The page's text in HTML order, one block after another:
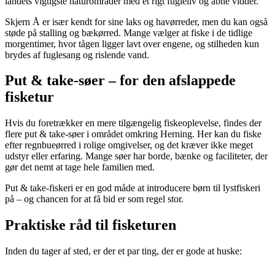
Skjern Å er især kendt for sine laks og havørreder, men du kan også
støde på stalling og bækørred. Mange vælger at fiske i de tidlige
morgentimer, hvor tågen ligger lavt over engene, og stilheden kun
brydes af fuglesang og rislende vand.
Put & take-søer – for den afslappede
fisketur
Hvis du foretrækker en mere tilgængelig fiskeoplevelse, findes der
flere put & take-søer i området omkring Herning. Her kan du fiske
efter regnbueørred i rolige omgivelser, og det kræver ikke meget
udstyr eller erfaring. Mange søer har borde, bænke og faciliteter, der
gør det nemt at tage hele familien med.
Put & take-fiskeri er en god måde at introducere børn til lystfiskeri
på – og chancen for at få bid er som regel stor.
Praktiske råd til fisketuren
Inden du tager af sted, er der et par ting, der er gode at huske: